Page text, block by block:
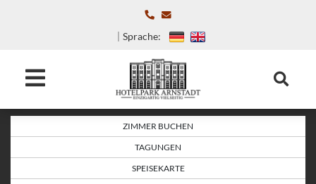
Sprache:
ZIMMER BUCHEN
TAGUNGEN
SPEISEKARTE